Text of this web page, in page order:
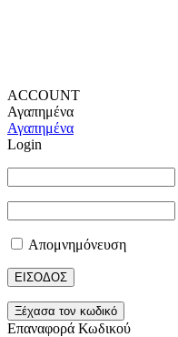
ACCOUNT
Αγαπημένα
Αγαπημένα
Login
Απομνημόνευση
ΕΙΣΟΔΟΣ
Ξέχασα τον κωδικό
Επαναφορά Κωδικού